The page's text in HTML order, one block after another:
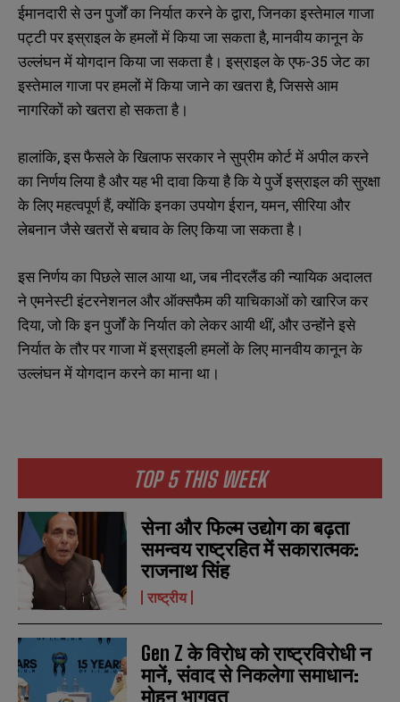
a
m
e
a
m
e
TOP 5 THIS WEEK
सेना और फिल्म उद्योग का बढ़ता
समन्वय राष्ट्रहित में सकारात्मक:
राजनाथ सिंह
राष्ट्रीय
Gen Z के विरोध को राष्ट्रविरोधी न
मानें, संवाद से निकलेगा समाधान:
मोहन भागवत
ईमानदारी से उन पुर्जों का निर्यात करने के द्वारा, जिनका इस्तेमाल गाजा
पट्टी पर इस्राइल के हमलों में किया जा सकता है, मानवीय कानून के
उल्लंघन में योगदान किया जा सकता है। इस्राइल के एफ-35 जेट का
इस्तेमाल गाजा पर हमलों में किया जाने का खतरा है, जिससे आम
नागरिकों को खतरा हो सकता है।
हालांकि, इस फैसले के खिलाफ सरकार ने सुप्रीम कोर्ट में अपील करने
का निर्णय लिया है और यह भी दावा किया है कि ये पुर्जे इस्राइल की सुरक्षा
के लिए महत्वपूर्ण हैं, क्योंकि इनका उपयोग ईरान, यमन, सीरिया और
लेबनान जैसे खतरों से बचाव के लिए किया जा सकता है।
इस निर्णय का पिछले साल आया था, जब नीदरलैंड की न्यायिक अदालत
ने एमनेस्टी इंटरनेशनल और ऑक्सफैम की याचिकाओं को खारिज कर
दिया, जो कि इन पुर्जों के निर्यात को लेकर आयी थीं, और उन्होंने इसे
निर्यात के तौर पर गाजा में इस्राइली हमलों के लिए मानवीय कानून के
उल्लंघन में योगदान करने का माना था।